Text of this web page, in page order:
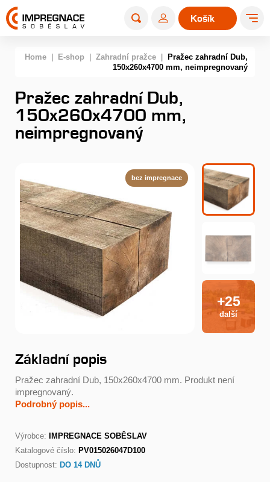
0
Košík
Home E-shop Zahradní pražce
Pražec zahradní Dub,
150x260x4700 mm, neimpregnovaný
Pražec zahradní Dub,
150x260x4700 mm,
neimpregnovaný
bez impregnace
+25
další
Základní popis
Pražec zahradní Dub, 150x260x4700 mm. Produkt není
impregnovaný.
Podrobný popis...
Výrobce:
IMPREGNACE SOBĚSLAV
Katalogové číslo: PV015026047D100
Dostupnost: DO 14 DNŮ